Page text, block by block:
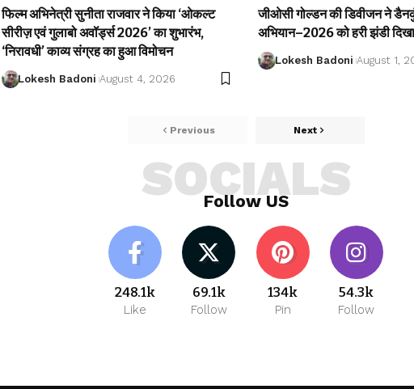
फिल्म अभिनेत्री सुनीता राजवार ने किया ‘ओकल्ट
सीरीज़ एवं गुलाबो अवॉर्ड्स 2026’ का शुभारंभ,
‘निरावधी’ काव्य संग्रह का हुआ विमोचन
Lokesh Badoni August 4, 2026
जीओसी गोल्डन की डिवीजन ने
अभियान–2026 को हरी झंडी
Lokesh Badoni August 1,
Previous Next
Follow US
SOCIALS
248.1k
Like
69.1k
Follow
134k
Pin
54.3k
Follow